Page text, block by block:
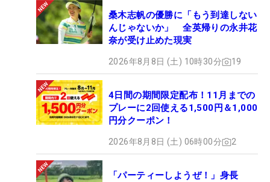
桑木志帆の優勝に「もう到達しない
んじゃないか」 全英帰りの永井花
奈が受け止めた現実
2026年8月8日 (土) 10時30分 19
4日間の期間限定配布！11月までの
プレーに2回使える1,500円＆1,000
円分クーポン！
2026年8月8日 (土) 06時00分 2
「パーティーしようぜ！」身長